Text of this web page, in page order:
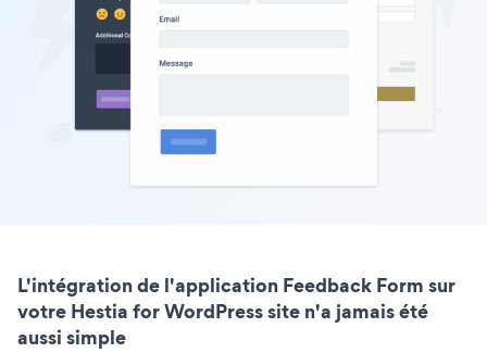
L'intégration de l'application Feedback Form sur
votre Hestia for WordPress site n'a jamais été
aussi simple